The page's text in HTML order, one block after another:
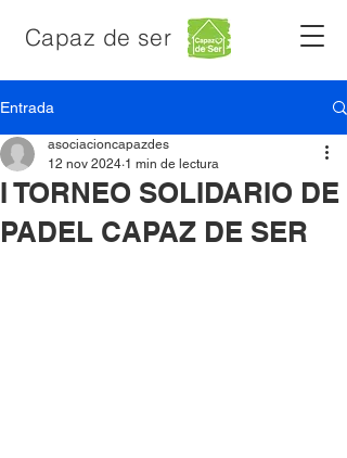
Capaz de ser
Entrada
I TORNEO SOLIDARIO DE
PADEL CAPAZ DE SER
asociacioncapazdes
12 nov 2024 1 min de lectura